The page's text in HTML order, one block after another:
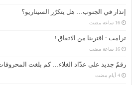
إنذار في الجنوب… هل يتكرّر السيناريو؟
‏16 ساعة مضت
ترامب : اقتربنا من الاتفاق !
‏16 ساعة مضت
رقمٌ جديد على عدّاد الغلاء… كم بلغت
‏4 أيام مضت